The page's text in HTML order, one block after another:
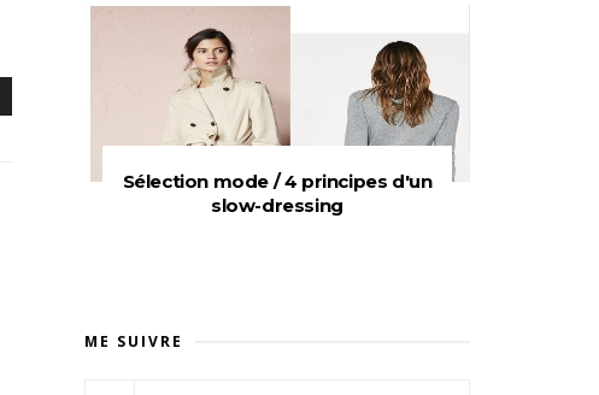
Sélection mode / 4 principes d'un
slow-dressing
ME SUIVRE